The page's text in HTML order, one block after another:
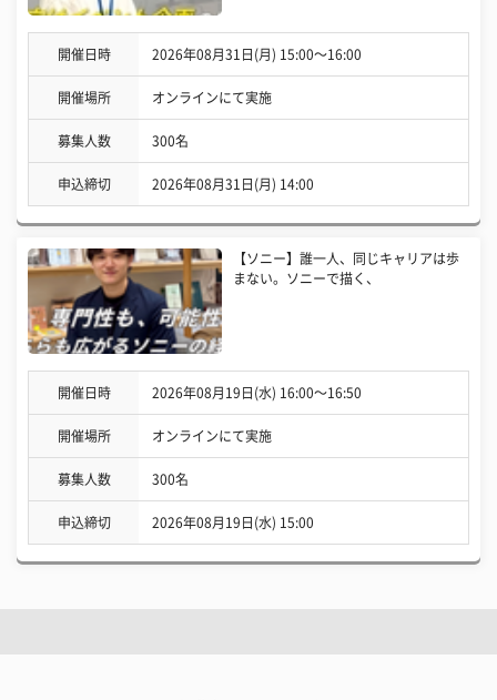
開催日時 2026年08月31日(月) 15:00〜16:00
開催場所 オンラインにて実施
募集人数 300名
申込締切 2026年08月31日(月) 14:00
【ソニー】誰一人、同じキャリアは歩
まない。ソニーで描く、
開催日時 2026年08月19日(水) 16:00〜16:50
開催場所 オンラインにて実施
募集人数 300名
申込締切 2026年08月19日(水) 15:00